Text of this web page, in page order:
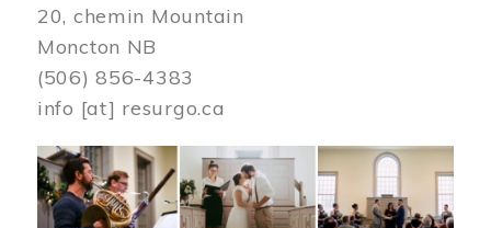
20, chemin Mountain
Moncton NB
(506) 856-4383
info [at] resurgo.ca
Image